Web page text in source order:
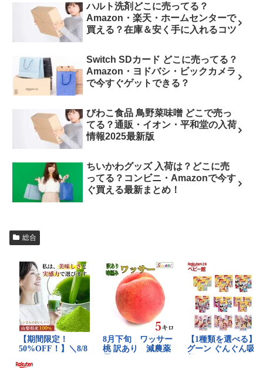
ハルト洗剤どこに売ってる？
Amazon・楽天・ホームセンターで
買える？在庫＆安く手に入れるコツ
Switch SDカード どこに売ってる？
Amazon・ヨドバシ・ビックカメラ
で今すぐゲットできる？
びわこ食品 鳥野菜味噌 どこで売っ
てる？通販・イオン・平和堂の入荷
情報2025最新版
ちいかわグッズ 入荷は？どこに売
ってる？コンビニ・Amazonで今す
ぐ買える最新まとめ！
総合